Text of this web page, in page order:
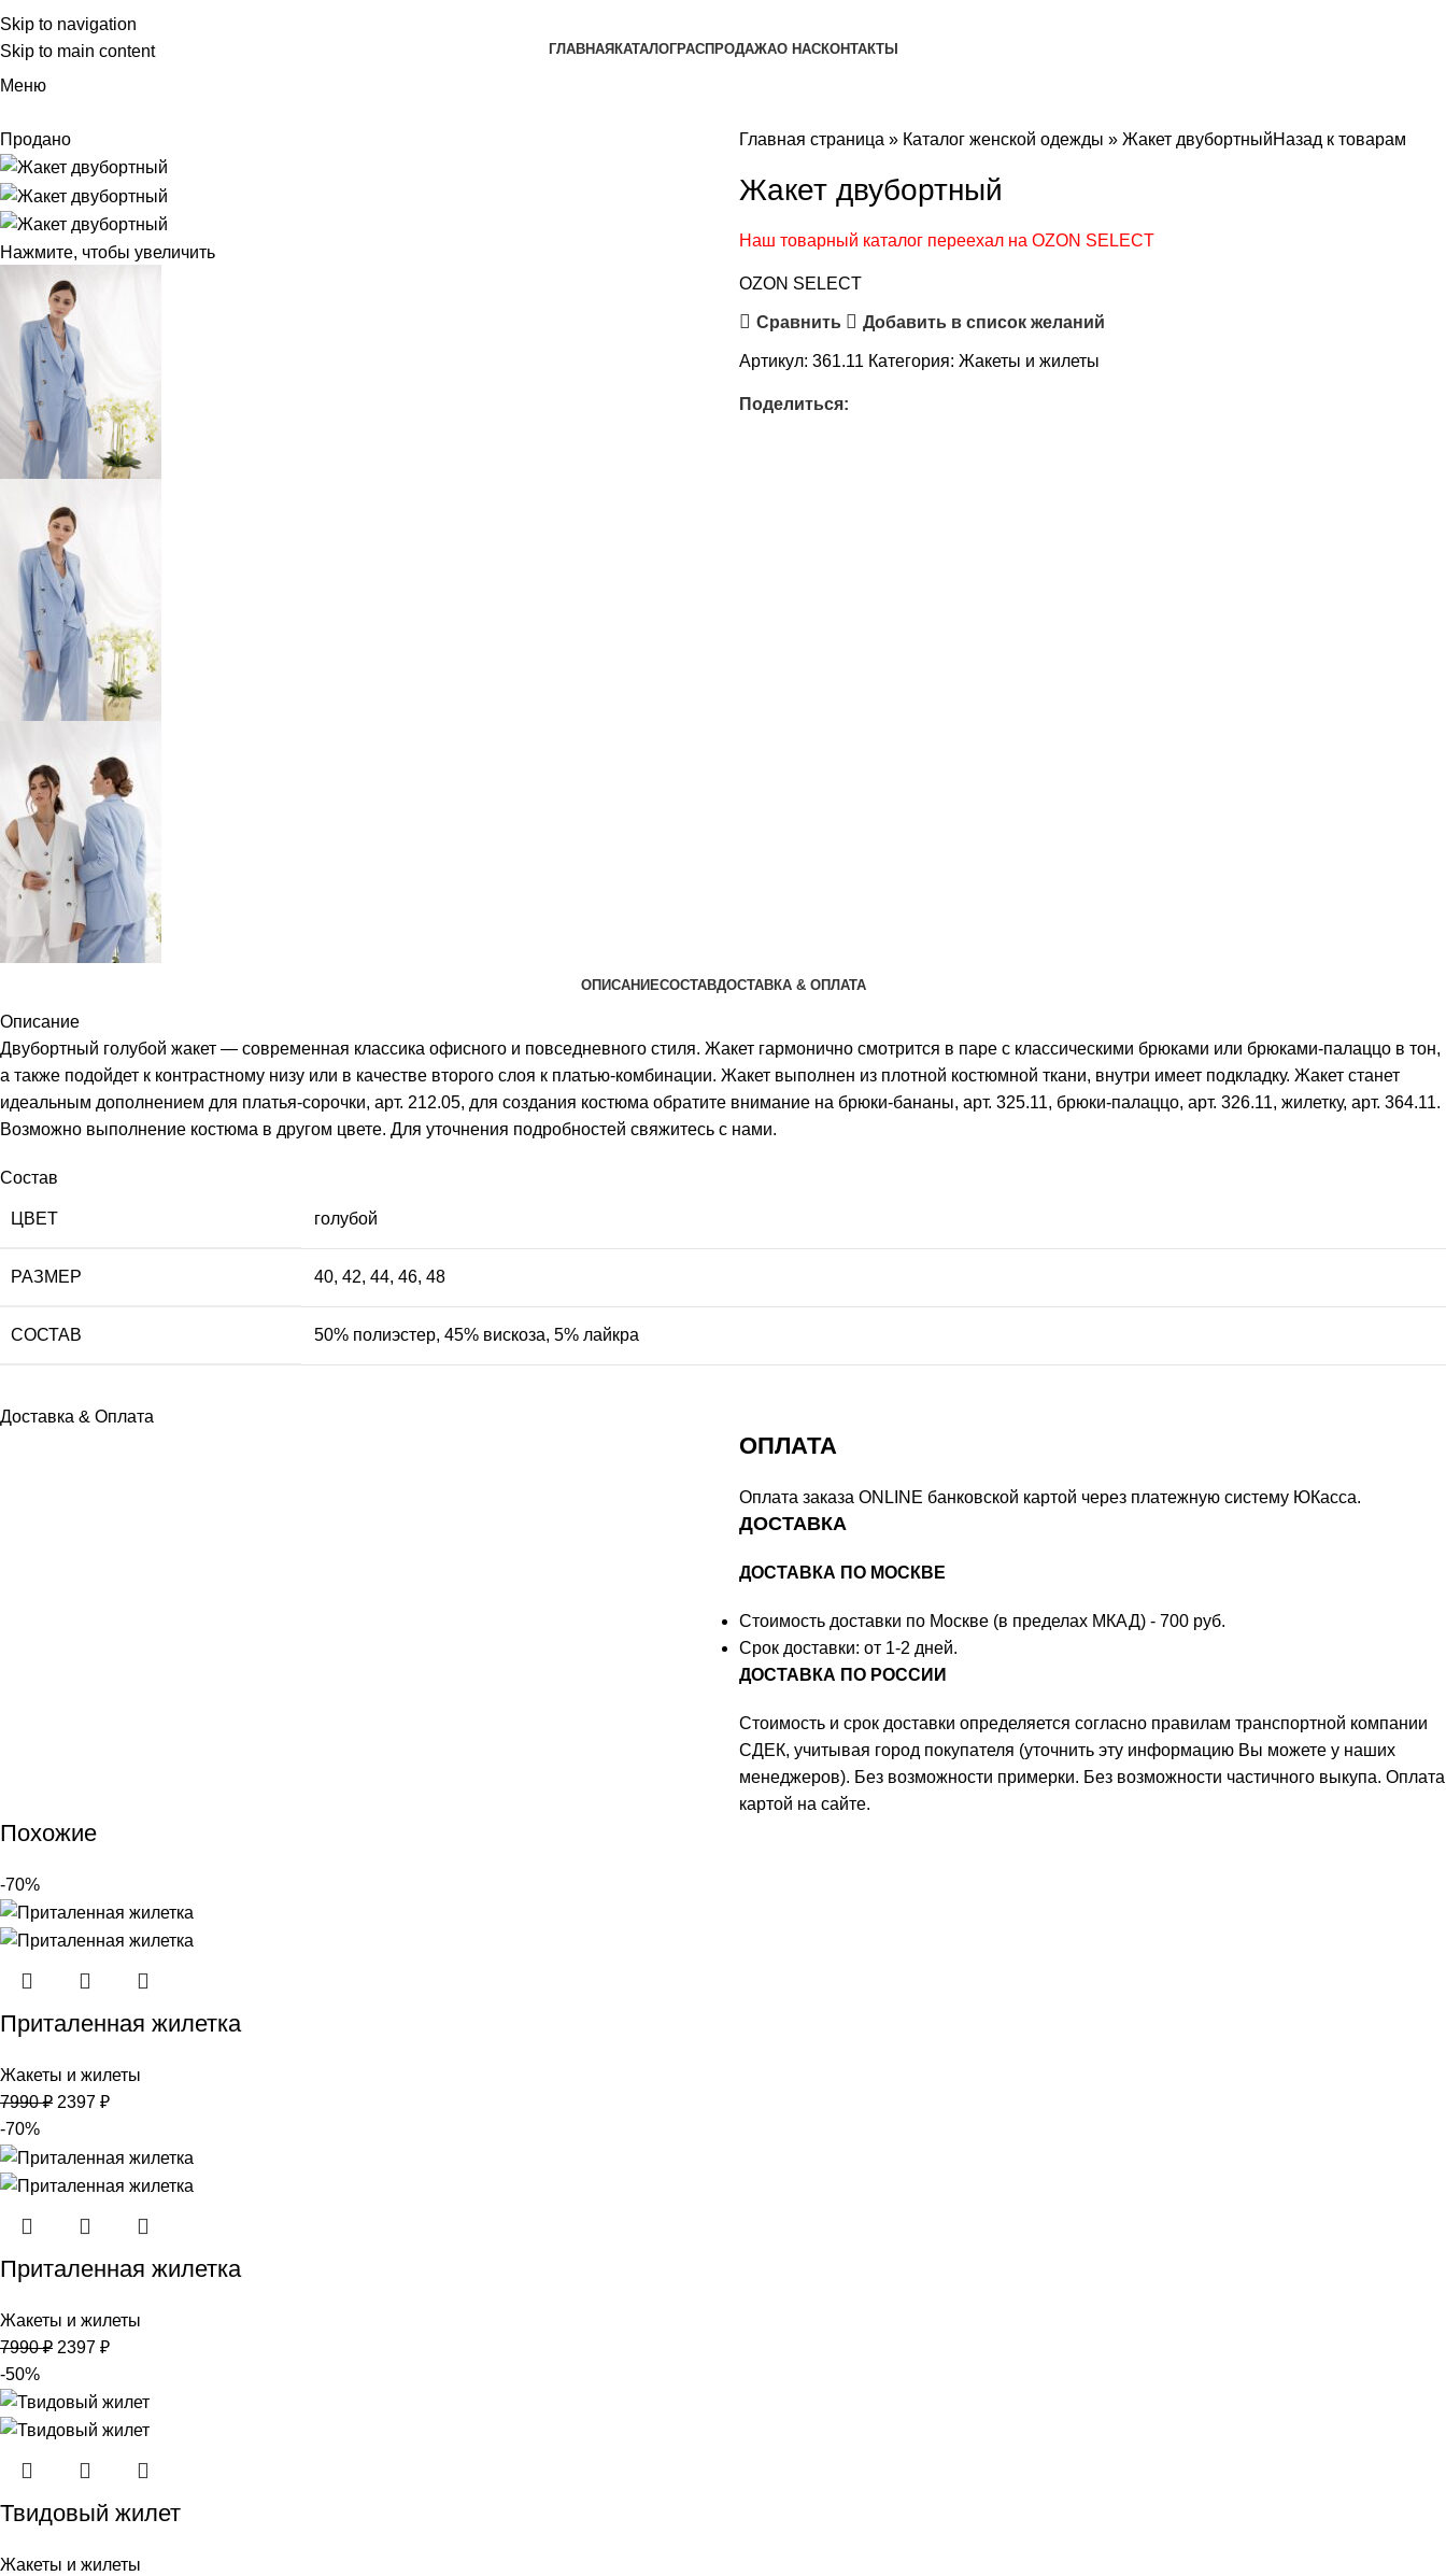
Skip to navigation
Skip to main content
ГЛАВНАЯ КАТАЛОГРАСПРОДАЖАО НАСКОНТАКТЫ
Меню
Продано
Нажмите, чтобы увеличить
Главная страница » Каталог женской одежды » Жакет двубортныйНазад к товарам
Жакет двубортный
Наш товарный каталог переехал на OZON SELECT
OZON SELECT
Сравнить Добавить в список желаний
Артикул: 361.11 Категория: Жакеты и жилеты
Поделиться:
ОПИСАНИЕСОСТАВДОСТАВКА & ОПЛАТА
Описание
Двубортный голубой жакет — современная классика офисного и повседневного стиля. Жакет гармонично смотрится в паре с классическими брюками или брюками-палаццо в тон,
а также подойдет к контрастному низу или в качестве второго слоя к платью-комбинации. Жакет выполнен из плотной костюмной ткани, внутри имеет подкладку. Жакет станет
идеальным дополнением для платья-сорочки, арт. 212.05, для создания костюма обратите внимание на брюки-бананы, арт. 325.11, брюки-палаццо, арт. 326.11, жилетку, арт. 364.11.
Возможно выполнение костюма в другом цвете. Для уточнения подробностей свяжитесь с нами.
Состав
ЦВЕТ голубой
РАЗМЕР 40, 42, 44, 46, 48
СОСТАВ 50% полиэстер, 45% вискоза, 5% лайкра
Доставка & Оплата
ОПЛАТА
Оплата заказа ONLINE банковской картой через платежную систему ЮКасса.
ДОСТАВКА
ДОСТАВКА ПО МОСКВЕ
Стоимость доставки по Москве (в пределах МКАД) - 700 руб.
Срок доставки: от 1-2 дней.
ДОСТАВКА ПО РОССИИ
Стоимость и срок доставки определяется согласно правилам транспортной компании
СДЕК, учитывая город покупателя (уточнить эту информацию Вы можете у наших
менеджеров). Без возможности примерки. Без возможности частичного выкупа. Оплата
картой на сайте.
Похожие
-70%
Приталенная жилетка
Жакеты и жилеты
7990₽ 2397 ₽
-70%
Приталенная жилетка
Жакеты и жилеты
7990₽ 2397 ₽
-50%
Твидовый жилет
Жакеты и жилеты